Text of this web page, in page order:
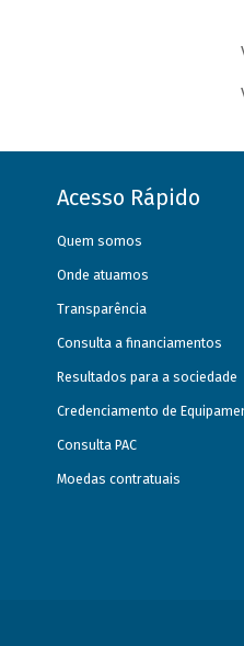
Acesso Rápido
Quem somos
Onde atuamos
Transparência
Consulta a financiamentos
Resultados para a sociedade
Credenciamento de
Consulta PAC
Moedas contratuais